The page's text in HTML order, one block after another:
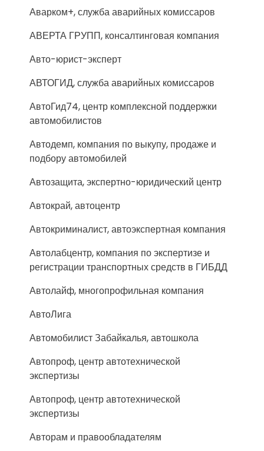
Аварком+, служба аварийных комиссаров
АВЕРТА ГРУПП, консалтинговая компания
Авто-юрист-эксперт
АВТОГИД, служба аварийных комиссаров
АвтоГид74, центр комплексной поддержки
автомобилистов
Автодемп, компания по выкупу, продаже и
подбору автомобилей
Автозащита, экспертно-юридический центр
Автокрай, автоцентр
Автокриминалист, автоэкспертная компания
Автолабцентр, компания по экспертизе и
регистрации транспортных средств в ГИБДД
Автолайф, многопрофильная компания
АвтоЛига
Автомобилист Забайкалья, автошкола
Автопроф, центр автотехнической
экспертизы
Автопроф, центр автотехнической
экспертизы
Авторам и правообладателям